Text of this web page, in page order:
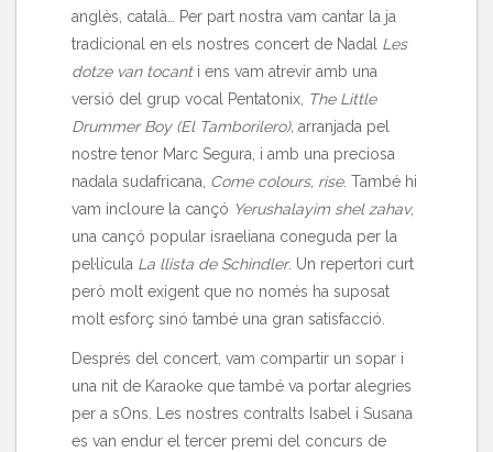
anglès, català… Per part nostra vam cantar la ja
tradicional en els nostres concert de Nadal Les
dotze van tocanti ens vam atrevir amb una
versió del grup vocal Pentatonix, The Little
Drummer Boy (El Tamborilero), arranjada pel
nostre tenor Marc Segura, i amb una preciosa
nadala sudafricana, Come colours, rise. També hi
vam incloure la cançó Yerushalayim shel zahav,
una cançó popular israeliana coneguda per la
pel·lícula La llista de Schindler. Un repertori curt
però molt exigent que no només ha suposat
molt esforç sinó també una gran satisfacció.
Després del concert, vam compartir un sopar i
una nit de Karaoke que també va portar alegries
per a sOns. Les nostres contralts Isabel i Susana
es van endur el tercer premi del concurs de